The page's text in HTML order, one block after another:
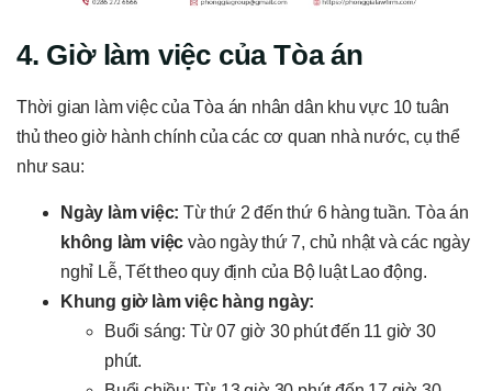
4. Giờ làm việc của Tòa án
Thời gian làm việc của Tòa án nhân dân khu vực 10 tuân
thủ theo giờ hành chính của các cơ quan nhà nước, cụ thể
như sau:
Ngày làm việc: Từ thứ 2 đến thứ 6 hàng tuần. Tòa án
không làm việc vào ngày thứ 7, chủ nhật và các ngày
nghỉ Lễ, Tết theo quy định của Bộ luật Lao động.
Khung giờ làm việc hàng ngày:
Buổi sáng: Từ 07 giờ 30 phút đến 11 giờ 30
phút.